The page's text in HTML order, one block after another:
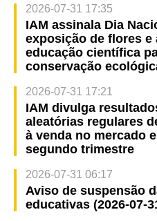
2026-07-31 17:35
IAM assinala Dia
exposição de flores e
educação científica
conservação
2026-07-31 17:21
IAM divulga
aleatórias regulares
à venda no mercado
segundo trimestre
2026-07-31 06:17
Aviso de suspensão
educativas (2026-07-